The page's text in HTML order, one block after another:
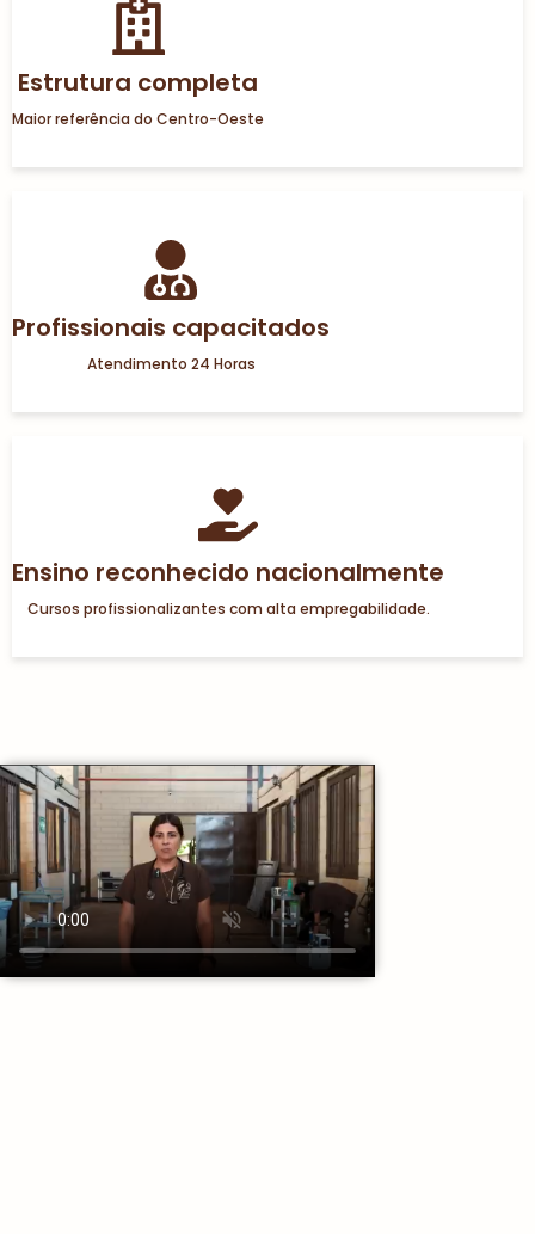
Estrutura completa
Maior referência do Centro-Oeste
Profissionais capacitados
Atendimento 24 Horas
Ensino reconhecido nacionalmente
Cursos profissionalizantes com alta empregabilidade.